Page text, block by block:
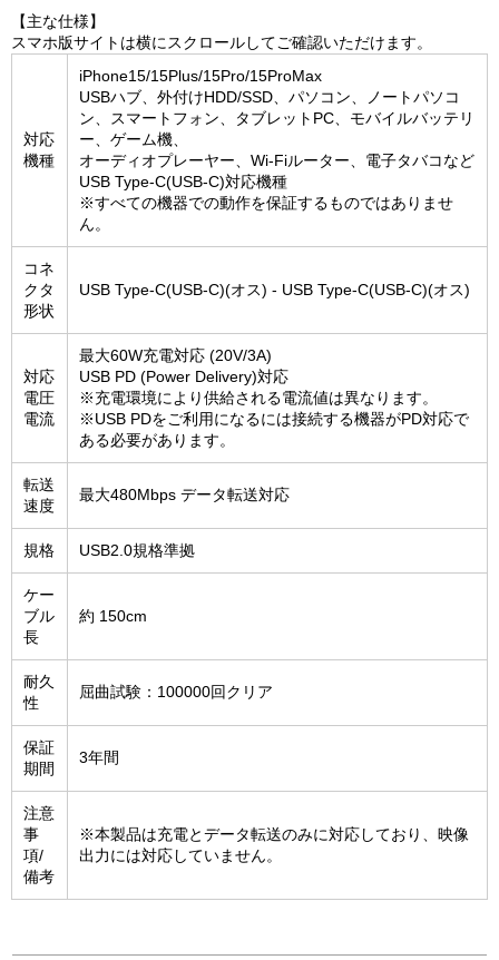
【主な仕様】
スマホ版サイトは横にスクロールしてご確認いただけます。
対応
機種
iPhone15/15Plus/15Pro/15ProMax
USBハブ、外付けHDD/SSD、パソコン、ノートパソコ
ン、スマートフォン、タブレットPC、モバイルバッテリ
ー、ゲーム機、
オーディオプレーヤー、Wi-Fiルーター、電子タバコなど
USB Type-C(USB-C)対応機種
※すべての機器での動作を保証するものではありませ
ん。
コネ
クタ
形状
USB Type-C(USB-C)(オス) - USB Type-C(USB-C)(オス)
対応
電圧
電流
最大60W充電対応 (20V/3A)
USB PD (Power Delivery)対応
※充電環境により供給される電流値は異なります。
※USB PDをご利用になるには接続する機器がPD対応で
ある必要があります。
転送
速度
最大480Mbps データ転送対応
規格 USB2.0規格準拠
ケー
ブル
長
約 150cm
耐久
性
屈曲試験：100000回クリア
保証
期間
3年間
注意
事
項/
備考
※本製品は充電とデータ転送のみに対応しており、映像
出力には対応していません。